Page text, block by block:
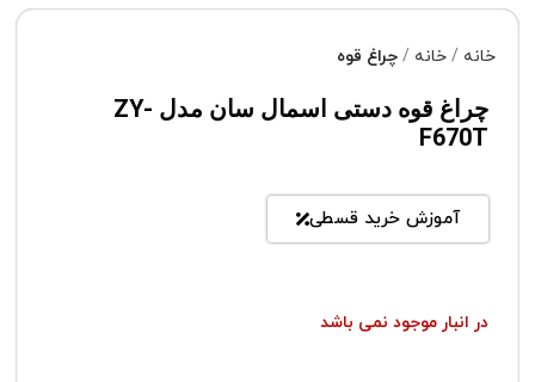
خانه خانه چراغ قوه
چراغ قوه دستی اسمال سان مدل ZY-
F670T
آموزش خرید قسطی
در انبار موجود نمی باشد